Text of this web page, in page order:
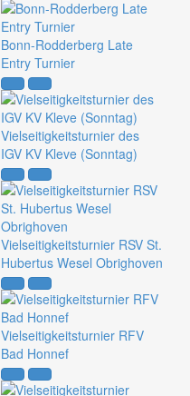
Bonn-Rodderberg Late
Entry Turnier
Vielseitigkeitsturnier des
IGV KV Kleve (Sonntag)
Vielseitigkeitsturnier RSV St.
Hubertus Wesel Obrighoven
Vielseitigkeitsturnier RFV
Bad Honnef